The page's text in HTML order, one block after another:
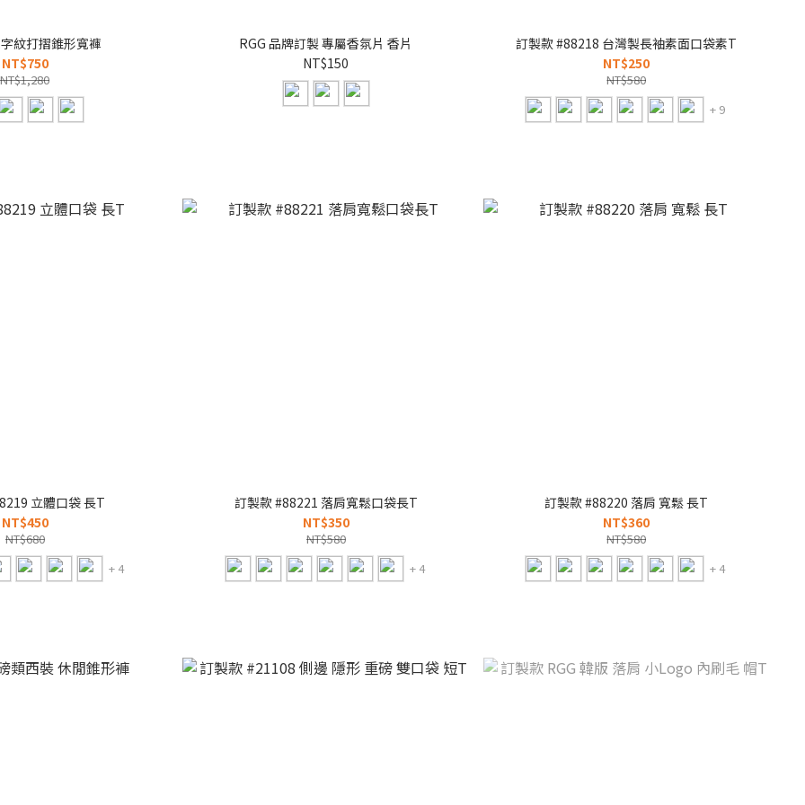
紋打摺錐形寬褲
NT$750
NT$1,280
RGG 品牌訂製 專屬香氛片 香片
NT$150
訂製款 #88218 台灣製長袖素面口袋素T
NT$250
NT$580
+ 9
立體口袋 長T
NT$450
NT$680
+ 4
訂製款 #88221 落肩寬鬆口袋長T
NT$350
NT$580
+ 4
訂製款 #88220 落肩 寬鬆 長T
NT$360
NT$580
+ 4